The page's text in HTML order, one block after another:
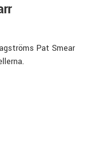
Pat Smear